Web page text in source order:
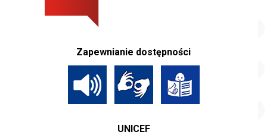
Zapewnianie dostępności
UNICEF